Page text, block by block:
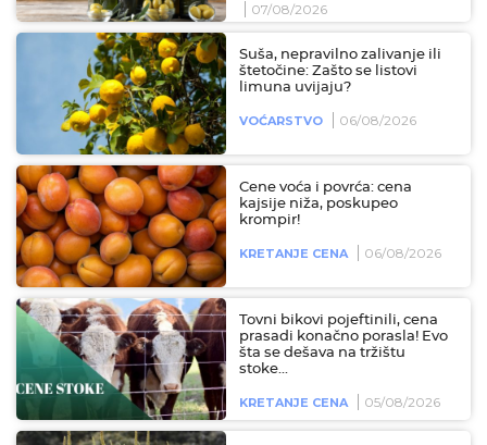
07/08/2026
Suša, nepravilno zalivanje ili
štetočine: Zašto se listovi
limuna uvijaju?
VOĆARSTVO 06/08/2026
Cene voća i povrća: cena
kajsije niža, poskupeo
krompir!
KRETANJE CENA 06/08/2026
Tovni bikovi pojeftinili, cena
prasadi konačno porasla! Evo
šta se dešava na tržištu
stoke...
KRETANJE CENA 05/08/2026